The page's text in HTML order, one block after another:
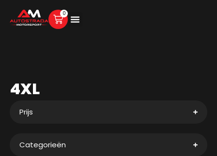
0
4XL
Prijs
Categorieën